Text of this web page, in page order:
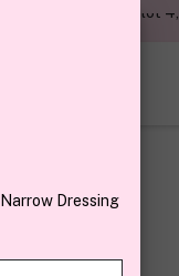
kunder – Trustpilot
Dressing